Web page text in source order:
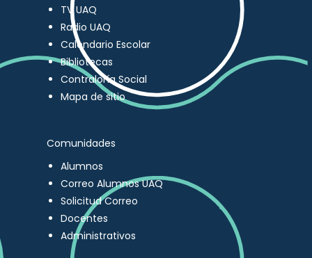
TV UAQ
Radio UAQ
Calendario Escolar
Bibliotecas
Contraloría Social
Mapa de sitio
Comunidades
Alumnos
Correo Alumnos UAQ
Solicitud Correo
Docentes
Administrativos